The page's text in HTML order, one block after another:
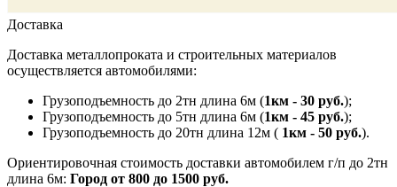
Доставка
Доставка металлопроката и строительных материалов
осуществляется автомобилями:
Грузоподъемность до 2тн длина 6м (1км - 30 руб.);
Грузоподъемность до 5тн длина 6м (1км - 45 руб.);
Грузоподъемность до 20тн длина 12м ( 1км - 50 руб.).
Ориентировочная стоимость доставки автомобилем г/п до 2тн
длина 6м: Город от 800 до 1500 руб.